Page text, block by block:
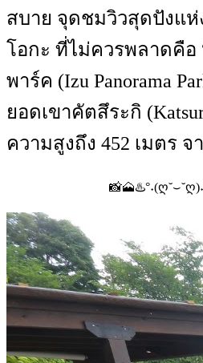
สบาย จุดชมวิวสุดปังแ
โอกะ ที่ไม่ควรพลาดคือ
พาร์ค (Izu Panorama
ยอดเขาคัตสึระกิ
ความสูงถึง 452 เมตร จ